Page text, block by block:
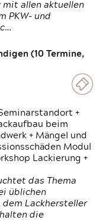
mit allen aktuellen
PKW- und
(10 Termine,
+
beim
+ Mängel und
Modul
Lackierung +
das Thema
üblichen
dem Lackhersteller
die